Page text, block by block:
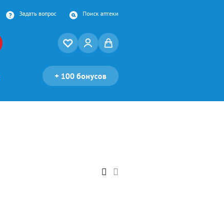
Задать вопрос Поиск аптеки
+ 100 бонусов